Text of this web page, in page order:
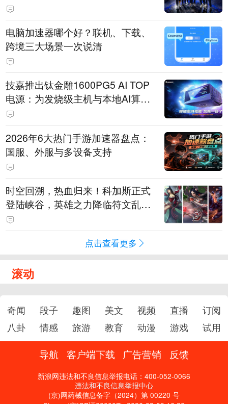
电脑加速器哪个好？联机、下载、
跨境三大场景一次说清
技嘉推出钛金雕1600PG5 AI TOP
电源：为发烧级主机与本地AI算力
打造旗舰供电方案
2026年6大热门手游加速器盘点：
国服、外服与多设备支持
时空回溯，热血归来！科加斯正式
登陆峡谷，英雄之力降临符文乱
斗！
点击查看更多
滚动
奇闻 段子 趣图 美文 视频 直播
订阅
八卦
情感 旅游 教育 动漫 游戏 试用
导航 客户端下载 广告营销 反馈
新浪网违法和不良信息举报电话：400-052-0066
违法和不良信息举报中心
(京)网药械信息备字（2024）第 00220 号